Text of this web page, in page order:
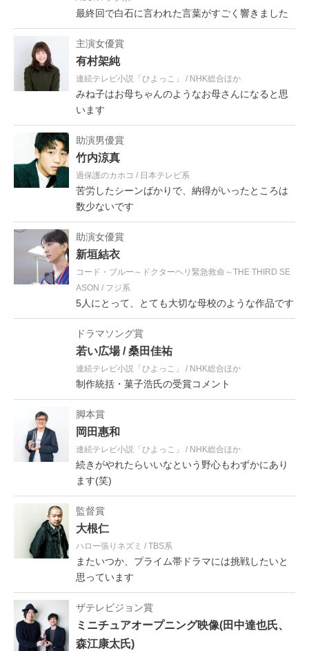
最終回で白石に言われた言葉がすごく響きました
主演女優賞
有村架純
連続テレビ小説「ひよっこ」 NHK総合ほか
みね子はお母ちゃんのようなお母さんになると思
います
助演男優賞
竹内涼真
過保護のカホコ 日本テレビ系
苦労したシーンばかりで、納得がいったところは
数少ないです
助演女優賞
新垣結衣
コード・ブルー～ドクターヘリ緊急救命～THE THIRD SE
ASON
フジ系
5人にとって、とても大切な母校のような作品です
ドラマソング賞
若い広場 桑田佳祐
連続テレビ小説「ひよっこ」 NHK総合ほか
制作統括・菓子浩氏の受賞コメント
脚本賞
岡田惠和
連続テレビ小説「ひよっこ」 NHK総合ほか
続きがやれたらいいなという野心もわずかにあり
ます(笑)
監督賞
大根仁
ハロー張りネズミ TBS系
またいつか、プライム帯ドラマには挑戦したいと
思っています
ザテレビジョン賞
ミニチュアオープニング映像(田中達也氏、
森江康太氏)